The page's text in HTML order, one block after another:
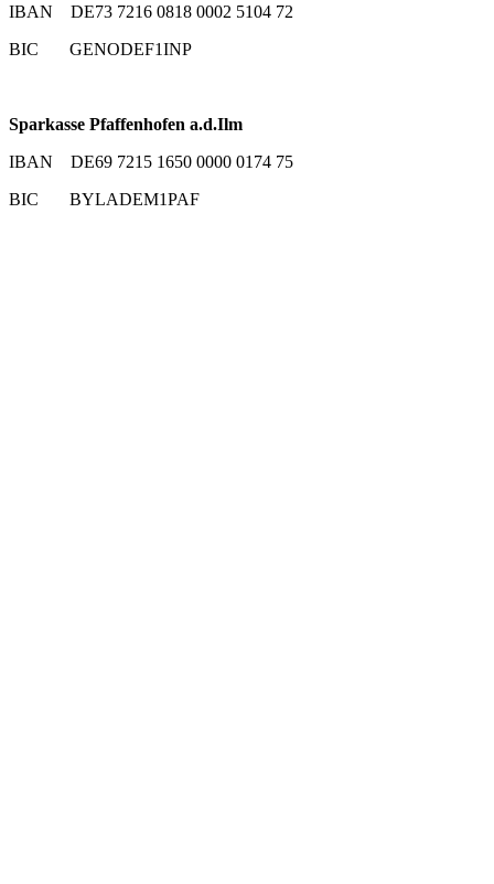
IBAN DE73 7216 0818 0002 5104 72
BIC GENODEF1INP
Sparkasse Pfaffenhofen a.d.Ilm
IBAN DE69 7215 1650 0000 0174 75
BIC BYLADEM1PAF